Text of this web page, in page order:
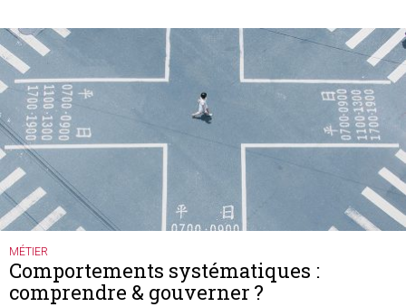
MÉTIER
Comportements systématiques :
comprendre & gouverner ?